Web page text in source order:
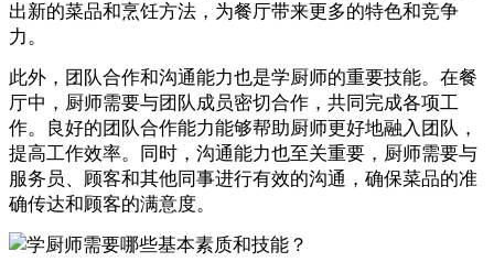
出新的菜品和烹饪方法，为餐厅带来更多的特色和竞争
力。
此外，团队合作和沟通能力也是学厨师的重要技能。在餐
厅中，厨师需要与团队成员密切合作，共同完成各项工
作。良好的团队合作能力能够帮助厨师更好地融入团队，
提高工作效率。同时，沟通能力也至关重要，厨师需要与
服务员、顾客和其他同事进行有效的沟通，确保菜品的准
确传达和顾客的满意度。